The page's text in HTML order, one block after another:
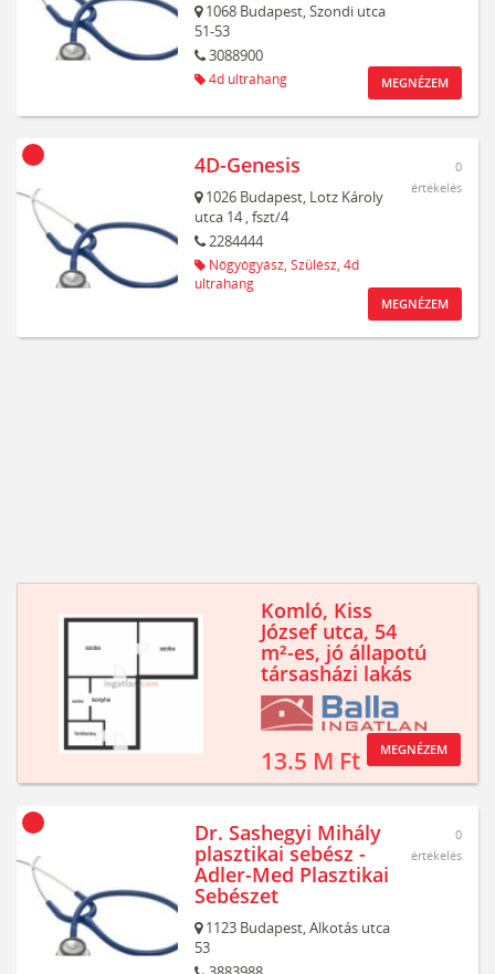
1068 Budapest,Szondi utca
51-53
3088900
4d ultrahang MEGNÉZEM
4D-Genesis
1026 Budapest, Lotz Károly
utca 14, fszt/4
2284444
Nőgyógyász, Szülész, 4d
ultrahang
0
értékelés
MEGNÉZEM
Komló, Kiss
József utca, 54
m²-es, jó állapotú
társasházi lakás
13.5 M Ft MEGNÉZEM
Dr. Sashegyi Mihály
plasztikai sebész -
Adler-Med Plasztikai
Sebészet
1123 Budapest,Alkotás utca
53
0
értékelés